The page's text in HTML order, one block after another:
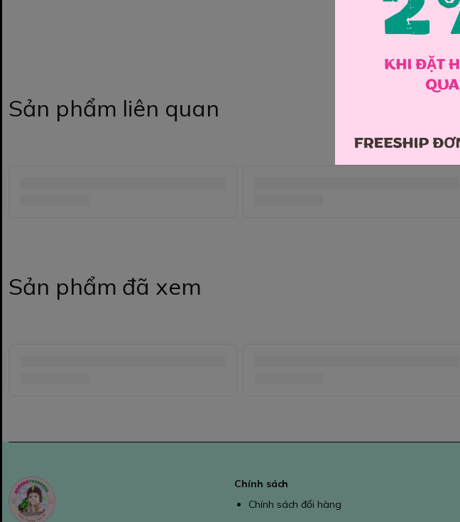
Sản phẩm liên quan
Sản phẩm đã xem
Chính sách
Chính sách đổi hàng